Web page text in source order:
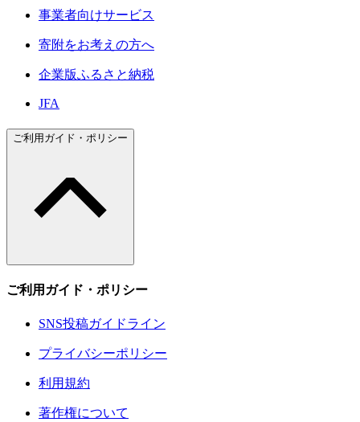
事業者向けサービス
寄附をお考えの方へ
企業版ふるさと納税
JFA
ご利用ガイド・ポリシー
ご利用ガイド・ポリシー
SNS投稿ガイドライン
プライバシーポリシー
利用規約
著作権について